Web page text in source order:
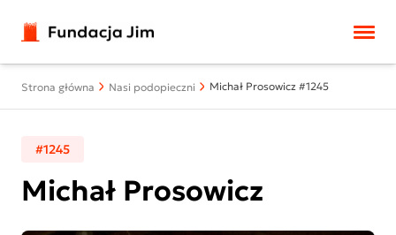
Strona główna Nasi podopieczni Michał Prosowicz #1245
#1245
Michał Prosowicz